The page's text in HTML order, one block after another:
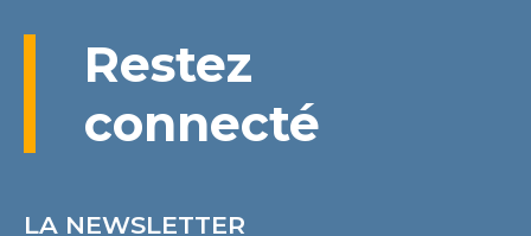
Restez
connecté
LA NEWSLETTER